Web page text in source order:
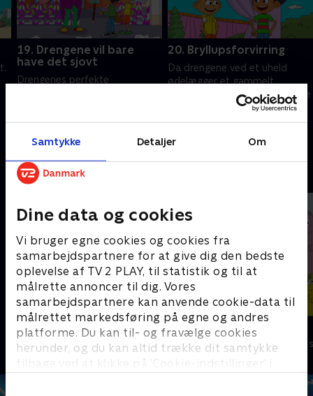
Samtykke Detaljer Om
Dine data og cookies
Vi bruger egne cookies og cookies fra
samarbejdspartnere for at give dig den bedste
oplevelse af TV 2 PLAY, til statistik og til at
målrette annoncer til dig. Vores
samarbejdspartnere kan anvende cookie-data til
målrettet markedsføring på egne og andres
platforme. Du kan til- og fravælge cookies
herunder, og du kan altid trække dit samtykke
tilbage ved at klikke på ’Cookie-indstillinger’ i
19. Drengene vil bare
have det sjovt
Drengenes perfekte
27. oktober 2023 • 22 min
20. Bryllupsforvirring
Da drengene ved et uheld
ødelægger et gammelt
familiearvestykke, skal de finde
en måde at fikse det på
Andre så også
Gurli Gris
Børneserier • 4 sæsoner
Barbapapa
Børneserier • 1